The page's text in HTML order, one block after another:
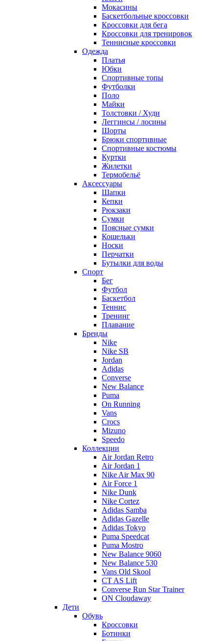
Мокасины
Баскетбольные кроссовки
Кроссовки для бега
Кроссовки для тренировок
Теннисные кроссовки
Одежда
Платья
Юбки
Спортивные топы
Футболки
Поло
Майки
Толстовки / Худи
Леггинсы / лосины
Шорты
Брюки спортивные
Спортивные костюмы
Куртки
Жилетки
Термобельё
Аксессуары
Шапки
Кепки
Рюкзаки
Сумки
Поясные сумки
Кошельки
Носки
Перчатки
Бутылки для воды
Спорт
Бег
Футбол
Баскетбол
Теннис
Тренинг
Плавание
Бренды
Nike
Nike SB
Jordan
Adidas
Converse
New Balance
Puma
On Running
Vans
Crocs
Mizuno
Speedo
Коллекции
Air Jordan Retro
Air Jordan 1
Nike Air Max 90
Air Force 1
Nike Dunk
Nike Cortez
Adidas Samba
Adidas Gazelle
Adidas Tokyo
Puma Speedcat
Puma Mostro
New Balance 9060
New Balance 530
Vans Old Skool
CT AS Lift
Converse Run Star Trainer
ON Cloudaway
Дети
Обувь
Кроссовки
Ботинки